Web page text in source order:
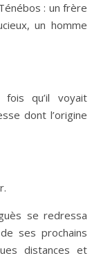
: un frère
un homme
qu’il voyait
dont l’origine
se redressa
ses prochains
distances et